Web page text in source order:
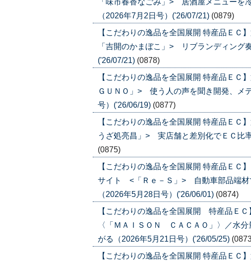
「味市春香なごみ」> 居酒屋メニューを
（2026年7月2日号）('26/07/21) (0879)
【こだわりの逸品を全国展開 特産品Ｅ
「吉開のかまぼこ」> リブランディング
('26/07/21) (0878)
【こだわりの逸品を全国展開 特産品Ｅ
ＧＵＮＯ」> 使う人の声を聞き開発、メ
号）('26/06/19) (0877)
【こだわりの逸品を全国展開 特産品Ｅ
うざ処亮昌」> 実店舗と差別化でＥＣ比
(0875)
【こだわりの逸品を全国展開 特産品Ｅ
サイト <「Ｒｅ－Ｓ」> 自動車部品端材
（2026年5月28日号）('26/06/01) (0874)
【こだわりの逸品を全国展開 特産品Ｅ
〈「ＭＡＩＳＯＮ ＣＡＣＡＯ」〉／水
がる（2026年5月21日号）('26/05/25)
【こだわりの逸品を全国展開 特産品Ｅ